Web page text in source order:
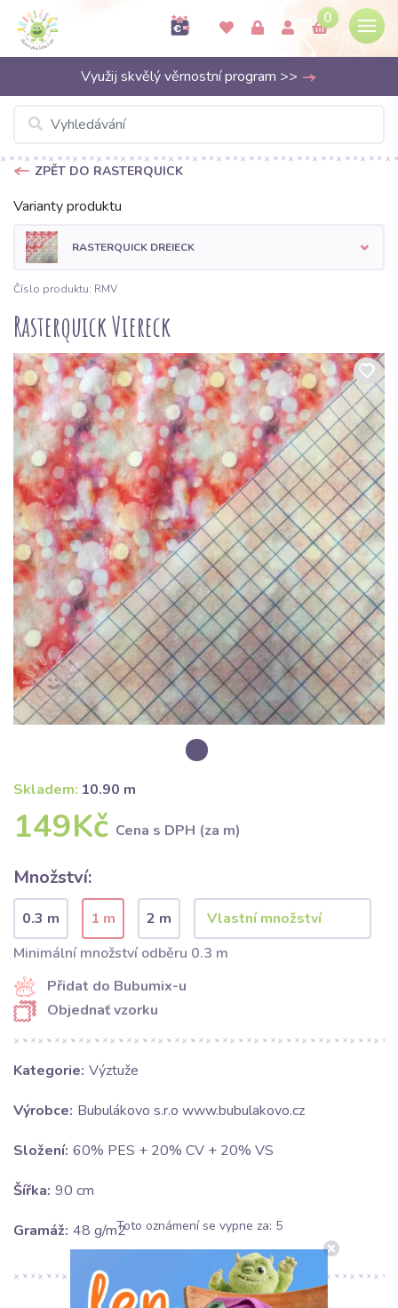
0
Využij skvělý věrnostní program >>
ZPĚT DO RASTERQUICK
Varianty produktu
RASTERQUICK DREIECK
Číslo produktu: RMV
Rasterquick Viereck
Skladem: 10.90 m
149Kč Cena s DPH (za m)
Množství:
0.3 m 1 m
2 m
Minimální množství odběru 0.3 m
Přidat do Bubumix-u
Objednať vzorku
Kategorie: Výztuže
Výrobce: Bubulákovo s.r.o www.bubulakovo.cz
Složení: 60% PES + 20% CV + 20% VS
Šířka: 90 cm
Gramáž: 48 g/m2Toto oznámení se vypne za: 5